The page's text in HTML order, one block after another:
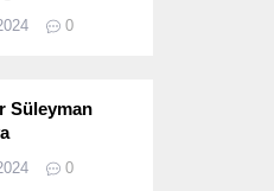
0
Süleyman
0